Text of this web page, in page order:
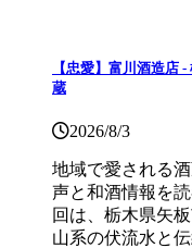
【忠愛】富川酒造店
蔵
2026/8/3
地域で愛される
声と和酒情報を
回は、栃木県矢
山系の伏流水と